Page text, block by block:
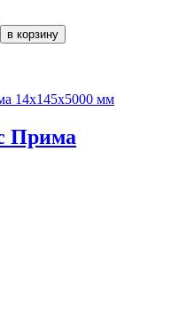
Прима